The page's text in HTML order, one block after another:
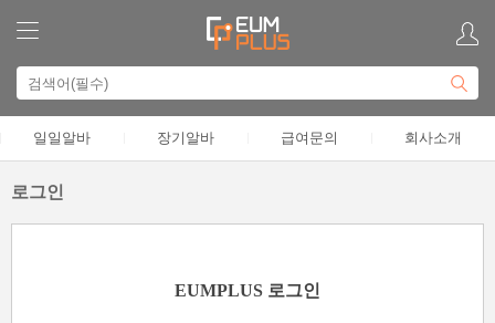
일일알바 장기알바 급여문의 회사소개
로그인
EUMPLUS 로그인